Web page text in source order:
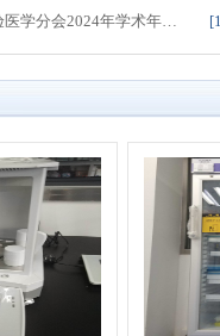
医学分会2024年学术年…